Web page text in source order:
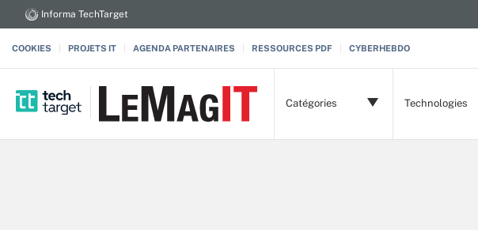
Informa TechTarget
COOKIES PROJETS IT AGENDA PARTENAIRES RESSOURCES PDF CYBERHEBDO
Catégories Technologies